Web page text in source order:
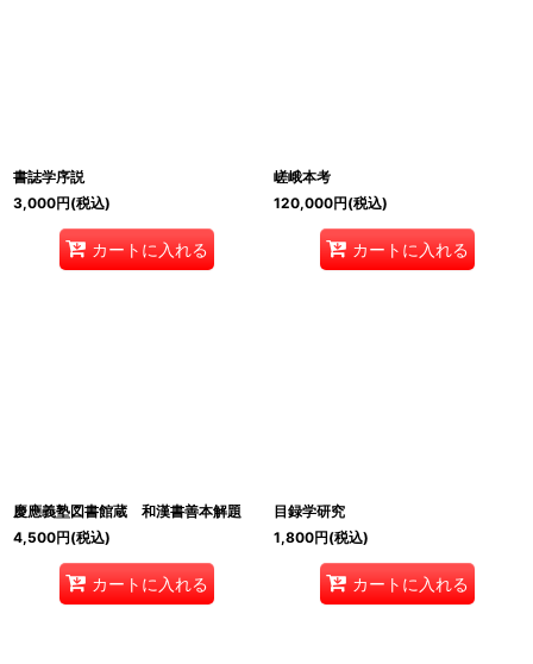
書誌学序説
3,000円(税込)
カートに入れる
嵯峨本考
120,000円(税込)
カートに入れる
慶應義塾図書館蔵 和漢書善本解題
4,500円(税込)
カートに入れる
目録学研究
1,800円(税込)
カートに入れる